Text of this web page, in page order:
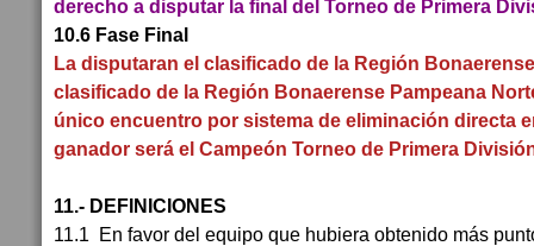
derecho a disputar la final del Torneo de Primera
10.6 Fase Final
La disputaran el clasificado de la Región
clasificado de la Región Bonaerense Pampeana
único encuentro por sistema de eliminación directa
ganador será el Campeón Torneo de Primera
11.- DEFINICIONES
11.1 En favor del equipo que hubiera obtenido más